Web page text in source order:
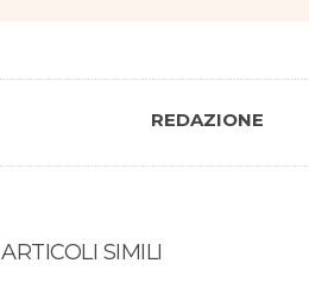
REDAZIONE
ARTICOLI SIMILI